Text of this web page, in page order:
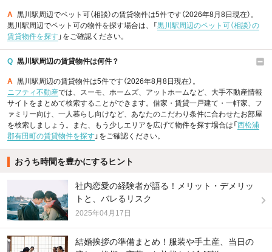
A 黒川駅周辺でペット可（相談）の賃貸物件は5件です（2026年8月8日現在）。
黒川駅周辺でペット可の物件を探す場合は、「 黒川駅周辺のペット可（相談）の
賃貸物件を探す 」をご確認ください。
Q 黒川駅周辺の賃貸物件は何件？
A 黒川駅周辺の賃貸物件は5件です（2026年8月8日現在）。
ニフティ不動産では、スーモ、ホームズ、アットホームなど、大手不動産情報
サイトをまとめて検索することができます。借家・賃貸一戸建て・一軒家、フ
ァミリー向け、一人暮らし向けなど、あなたのこだわり条件に合わせたお部屋
を検索しましょう。また、もう少しエリアを広げて物件を探す場合は「 西松浦
郡有田町の賃貸物件を探す 」をご確認ください。
おうち時間を豊かにするヒント
社内恋愛の経験者が語る！メリット・デメリッ
トと、バレるリスク
2025年04月17日
結婚挨拶の準備まとめ！服装や手土産、当日の